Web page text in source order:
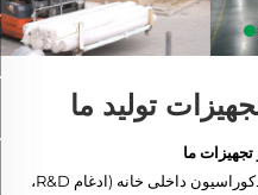
تولید ما
تجهیزات ما
گروه Meibi: ارائه‌دهنده جامع خدمات دکوراسیون داخلی خانه (ادغام R&D،